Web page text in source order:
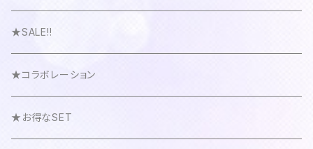
★SALE!!
★コラボレーション
★お得なSET